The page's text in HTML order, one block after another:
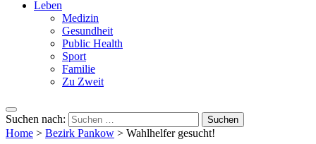
Leben
Medizin
Gesundheit
Public Health
Sport
Familie
Zu Zweit
Suchen nach:
Home > Bezirk Pankow > Wahlhelfer gesucht!